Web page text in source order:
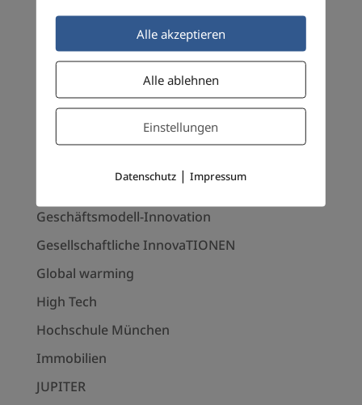
Dr. Charles Savage
Dr. Klaus Sailer
Dr. Rene Fassbender
EeG
Geschäftsmodell-Innovation
Gesellschaftliche InnovaTIONEN
Global warming
High Tech
Hochschule München
Immobilien
JUPITER
Alle akzeptieren
Alle ablehnen
Einstellungen
Datenschutz |Impressum